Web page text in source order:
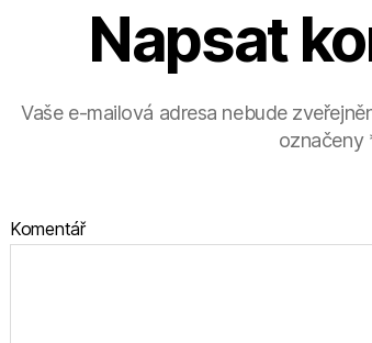
Napsat
Vaše e-mailová adresa nebude
označeny
Komentář